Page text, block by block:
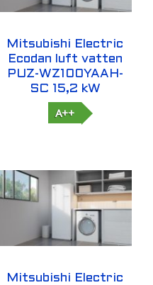
Mitsubishi Electric
Ecodan luft vatten
PUZ-WZ100YAAH-
SC 15,2 kW
A++
Mitsubishi Electric